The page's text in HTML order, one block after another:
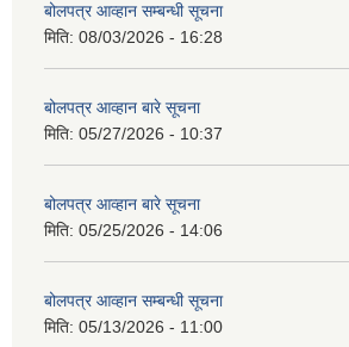
बोलपत्र आव्हान सम्बन्धी सूचना
मिति: 08/03/2026 - 16:28
बोलपत्र आव्हान बारे सूचना
मिति: 05/27/2026 - 10:37
बोलपत्र आव्हान बारे सूचना
मिति: 05/25/2026 - 14:06
बोलपत्र आव्हान सम्बन्धी सूचना
मिति: 05/13/2026 - 11:00